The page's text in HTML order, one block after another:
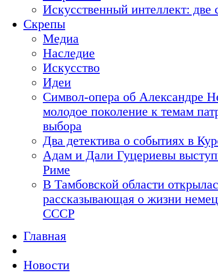
Искусственный интеллект:
Скрепы
Медиа
Наследие
Искусство
Идеи
Символ-опера об Александре
молодое поколение к темам
выбора
Два детектива о событиях в
Адам и Дали Гуцериевы
Риме
В Тамбовской области
рассказывающая о жизни
СССР
Главная
Новости